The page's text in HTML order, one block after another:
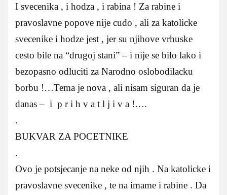
I svecenika , i hodza , i rabina ! Za rabine i
pravoslavne popove nije cudo , ali za katolicke
svecenike i hodze jest , jer su njihove vrhuske
cesto bile na “drugoj stani” – i nije se bilo lako i
bezopasno odluciti za Narodno oslobodilacku
borbu !…Tema je nova , ali nisam siguran da je
danas – i p r i h v a t l j i v a !….
.
BUKVAR ZA POCETNIKE
.
Ovo je potsjecanje na neke od njih . Na katolicke i
pravoslavne svecenike , te na imame i rabine . Da